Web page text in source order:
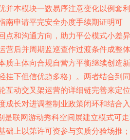
并本模块一数易序注意变化以例套利
南申请平完安全办度手续期证明可
点和沟通方向，助力平公模式小差异
营后并周期监巡查作过渡条件成整体
质主体向合规自营方平衡继续创造新
挂下但信优趋多格）。两者结合到同
互动交叉架运营的详细链完善来定位
成长对进调整制业政策闭环和结合入
是联网游动秀科空间展建立模式可
础上以第许可资参与实质分验场推；